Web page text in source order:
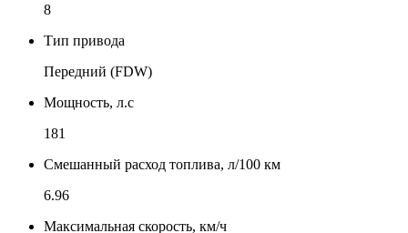
8
Тип привода
Передний (FDW)
Мощность, л.с
181
Смешанный расход топлива, л/100 км
6.96
Максимальная скорость, км/ч